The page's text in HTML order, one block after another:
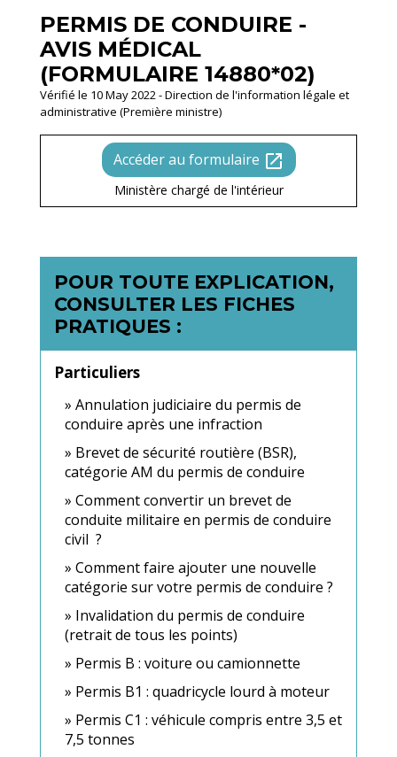
PERMIS DE CONDUIRE -
AVIS MÉDICAL
(FORMULAIRE 14880*02)
Vérifié le 10 May 2022 - Direction de l'information légale et
administrative (Première ministre)
Accéder au formulaire open_in_new
Ministère chargé de l'intérieur
POUR TOUTE EXPLICATION,
CONSULTER LES FICHES
PRATIQUES :
Particuliers
Annulation judiciaire du permis de
conduire après une infraction
Brevet de sécurité routière (BSR),
catégorie AM du permis de conduire
Comment convertir un brevet de
conduite militaire en permis de conduire
civil ?
Comment faire ajouter une nouvelle
catégorie sur votre permis de conduire ?
Invalidation du permis de conduire
(retrait de tous les points)
Permis B : voiture ou camionnette
Permis B1 : quadricycle lourd à moteur
Permis C1 : véhicule compris entre 3,5 et
7,5 tonnes